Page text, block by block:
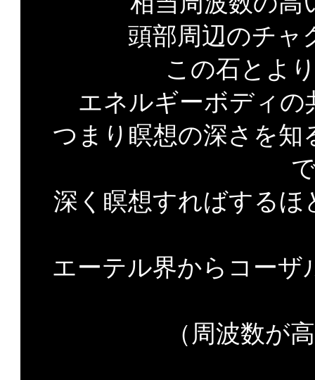
頭部周辺のチャ
この石とよ
エネルギーボディの
つまり瞑想の深さを知
深く瞑想すればする
エーテル界からコー
（周波数が